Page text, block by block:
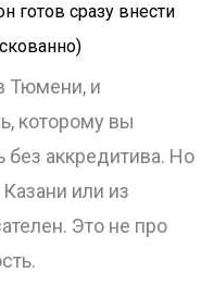
готов сразу внести
Тюмени, и
которому вы
аккредитива. Но
или из
Это не про